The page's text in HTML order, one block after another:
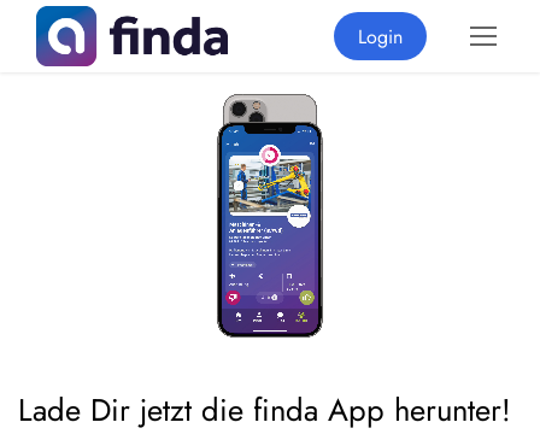
Login
Lade Dir jetzt die finda App herunter!